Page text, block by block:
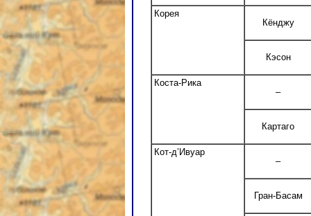
Корея
Кёнджу
Кэсон
Коста-Рика
–
Картаго
Кот-д’Ивуар
–
Гран-Басам